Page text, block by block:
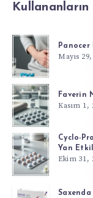
Panocer
Mayıs
Faverin
Kasım 1,
Cyclo-
Yan
Ekim 31,